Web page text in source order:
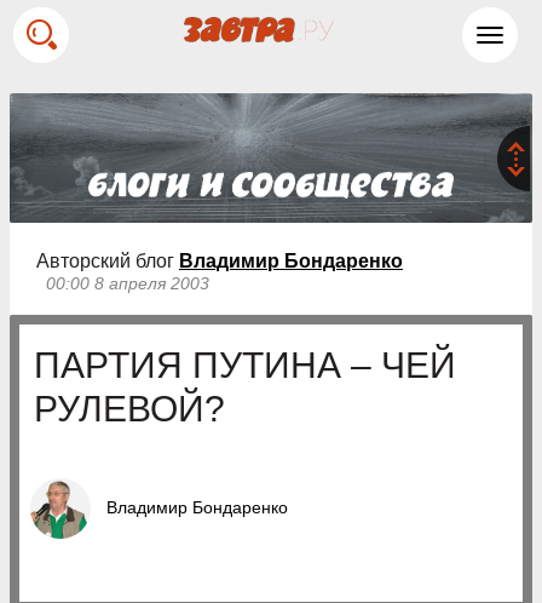
Авторский блог Владимир Бондаренко
00:00 8 апреля 2003
ПАРТИЯ ПУТИНА – ЧЕЙ
РУЛЕВОЙ?
Владимир Бондаренко